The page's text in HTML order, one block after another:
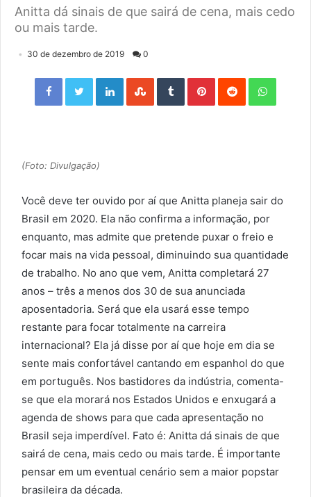
Anitta dá sinais de que sairá de cena, mais cedo
ou mais tarde.
30 de dezembro de 2019 0
Facebook Twitter LinkedIn StumbleUpon Tumblr Pinterest Reddit
(Foto: Divulgação)
Você deve ter ouvido por aí que Anitta planeja sair do
Brasil em 2020. Ela não confirma a informação, por
enquanto, mas admite que pretende puxar o freio e
focar mais na vida pessoal, diminuindo sua quantidade
de trabalho. No ano que vem, Anitta completará 27
anos – três a menos dos 30 de sua anunciada
aposentadoria. Será que ela usará esse tempo
restante para focar totalmente na carreira
internacional? Ela já disse por aí que hoje em dia se
sente mais confortável cantando em espanhol do que
em português. Nos bastidores da indústria, comenta-
se que ela morará nos Estados Unidos e enxugará a
agenda de shows para que cada apresentação no
Brasil seja imperdível. Fato é: Anitta dá sinais de que
sairá de cena, mais cedo ou mais tarde. É importante
pensar em um eventual cenário sem a maior popstar
brasileira da década.